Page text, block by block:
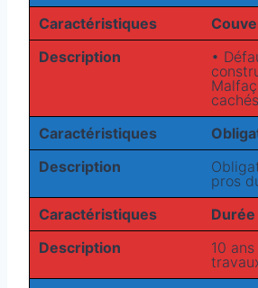
Caractéristiques
Description
•
cachés
Caractéristiques
Description
pros
Caractéristiques
Durée
Description
10